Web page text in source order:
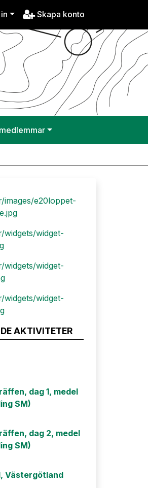
Skapa konto
AKTIVITETER
dag 1, medel
SM)
dag 2, medel
SM)
Västergötland